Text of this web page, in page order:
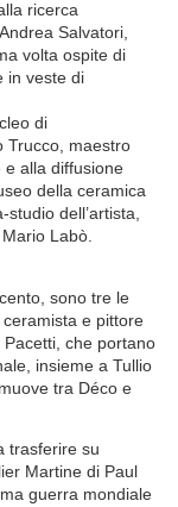
ricerca
Salvatori,
volta ospite di
in veste di
di
Trucco, maestro
e alla diffusione
della ceramica
studio dell’artista,
Labò.
sono tre le
e pittore
che portano
insieme a Tullio
tra Déco e
trasferire su
Martine di Paul
guerra mondiale